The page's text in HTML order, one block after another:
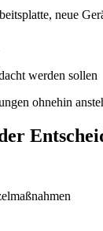
neue
werden sollen
ohnehin